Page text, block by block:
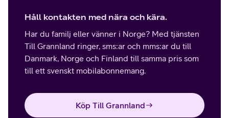
Håll kontakten med nära och kära.
Har du familj eller vänner i Norge? Med tjänsten
Till Grannland ringer, sms:ar och mms:ar du till
Danmark, Norge och Finland till samma pris som
till ett svenskt mobilabonnemang.
Köp Till Grannland